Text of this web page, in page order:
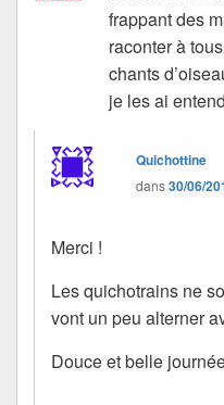
frappant des
raconter à
chants
je les ai
Quichottine
dans30/06/
Merci !
Les quichotrains ne
vont un peu alterner
Douce et belle